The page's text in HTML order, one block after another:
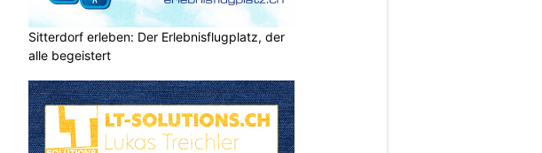
Sitterdorf erleben: Der Erlebnisflugplatz, der
alle begeistert